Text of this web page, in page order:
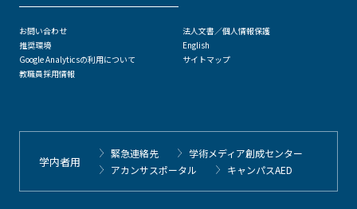
お問い合わせ
推奨環境
Google Analyticsの利用について
教職員採用情報
法人文書／個人情報保護
English
サイトマップ
学内者用
緊急連絡先
学術メディア創成センター
アカンサスポータル
キャンパスAED